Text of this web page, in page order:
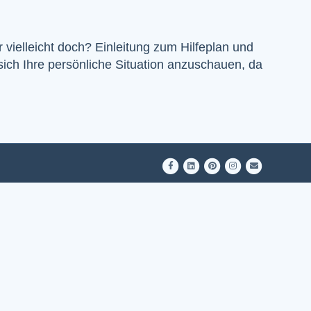
doch? Einleitung zum Hilfeplan und
Ihre persönliche Situation anzuschauen, da
FacebookLinkedinPinterestInstagram